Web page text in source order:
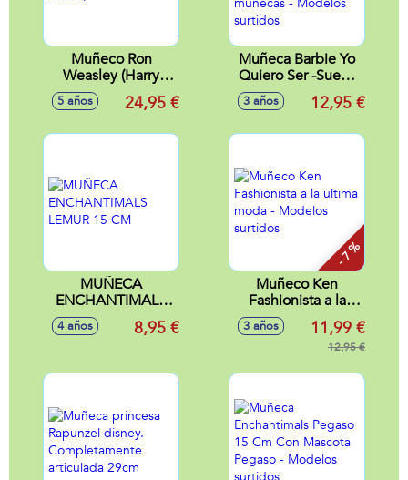
Muñeco Ron
Weasley (Harry
Potter)
5 años 24,95 €
Muñeca Barbie Yo
Quiero Ser -Sueña
qué quieres ser de
mayor con estas
3 años 12,95 €
MUÑECA
ENCHANTIMALS
LEMUR 15 CM
4 años 8,95 €
- 7 %
Muñeco Ken
Fashionista a la
ultima moda -
Modelos surtidos
3 años 11,99 €
12,95 €